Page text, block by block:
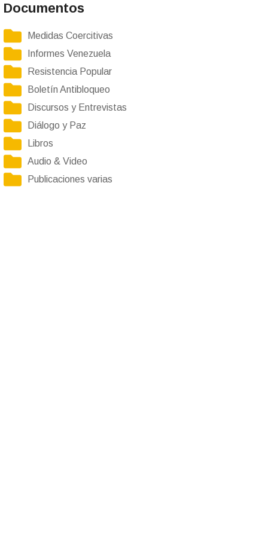
Documentos
Medidas Coercitivas
Informes Venezuela
Resistencia Popular
Boletín Antibloqueo
Discursos y Entrevistas
Diálogo y Paz
Libros
Audio & Video
Publicaciones varias